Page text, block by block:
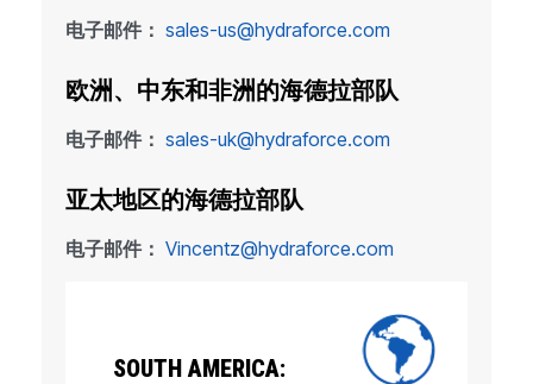
电子邮件： sales-us@hydraforce.com
欧洲、中东和非洲的海德拉部队
电子邮件： sales-uk@hydraforce.com
亚太地区的海德拉部队
电子邮件： Vincentz@hydraforce.com
SOUTH AMERICA: